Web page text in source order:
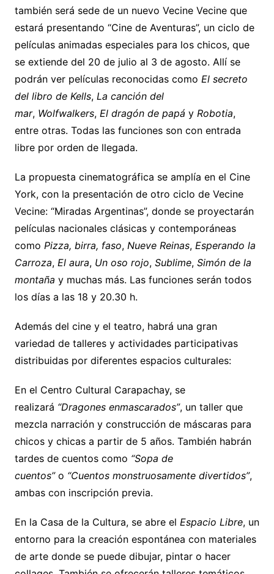
también será sede de un nuevo Vecine Vecine que
estará presentando “Cine de Aventuras”, un ciclo de
películas animadas especiales para los chicos, que
se extiende del 20 de julio al 3 de agosto. Allí se
podrán ver películas reconocidas como El secreto
del libro de Kells, La canción del
mar, Wolfwalkers, El dragón de papá y Robotia,
entre otras. Todas las funciones son con entrada
libre por orden de llegada.
La propuesta cinematográfica se amplía en el Cine
York, con la presentación de otro ciclo de Vecine
Vecine: “Miradas Argentinas”, donde se proyectarán
películas nacionales clásicas y contemporáneas
como Pizza, birra, faso, Nueve Reinas, Esperando la
Carroza, El aura, Un oso rojo, Sublime, Simón de la
montaña y muchas más. Las funciones serán todos
los días a las 18 y 20.30 h.
Además del cine y el teatro, habrá una gran
variedad de talleres y actividades participativas
distribuidas por diferentes espacios culturales:
En el Centro Cultural Carapachay, se
realizará “Dragones enmascarados”, un taller que
mezcla narración y construcción de máscaras para
chicos y chicas a partir de 5 años. También habrán
tardes de cuentos como “Sopa de
cuentos”o “Cuentos monstruosamente divertidos”,
ambas con inscripción previa.
En la Casa de la Cultura, se abre el Espacio Libre, un
entorno para la creación espontánea con materiales
de arte donde se puede dibujar, pintar o hacer